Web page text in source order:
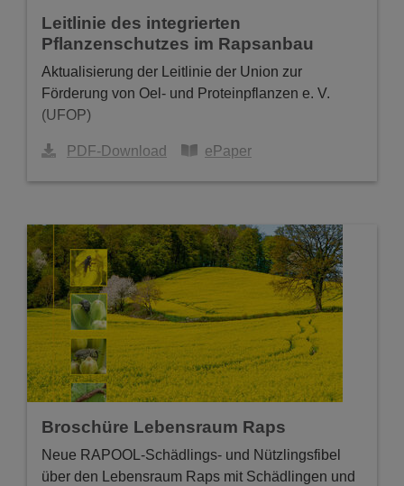
Leitlinie des integrierten
Pflanzenschutzes im Rapsanbau
Aktualisierung der Leitlinie der Union zur
Förderung von Oel- und Proteinpflanzen e. V.
(UFOP)
PDF-Download ePaper
Broschüre Lebensraum Raps
Neue RAPOOL-Schädlings- und Nützlingsfibel
über den Lebensraum Raps mit Schädlingen und